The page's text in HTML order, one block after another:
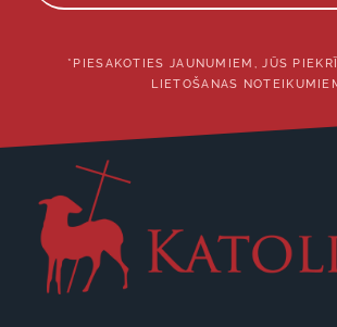
*PIESAKOTIES JAUNUMIEM, JŪS
LIETOŠANAS